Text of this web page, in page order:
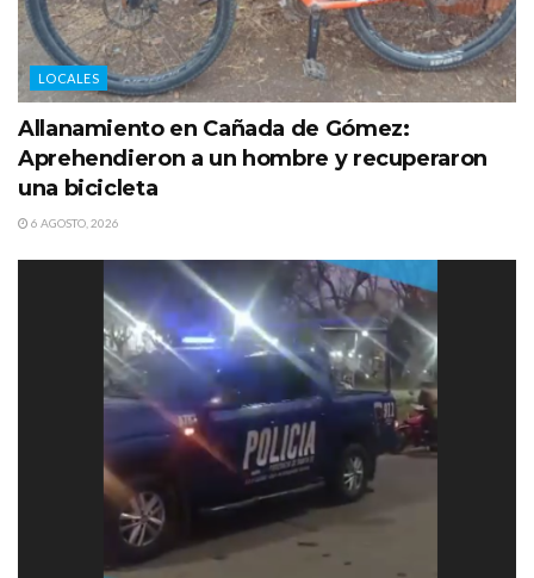
LOCALES
Allanamiento en Cañada de Gómez:
Aprehendieron a un hombre y recuperaron
una bicicleta
6 AGOSTO, 2026